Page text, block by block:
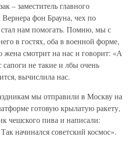
– заместитель главного
Вернера фон Брауна, чех по
нам помогать. Помню, мы с
в гостях, оба в военной форме,
жена смотрит на нас и говорит: «А
не такие и лбы очень
вычислила нас.
мы отправили в Москву на
готовую крылатую ракету,
чешского пива и написали:
начинался советский космос».